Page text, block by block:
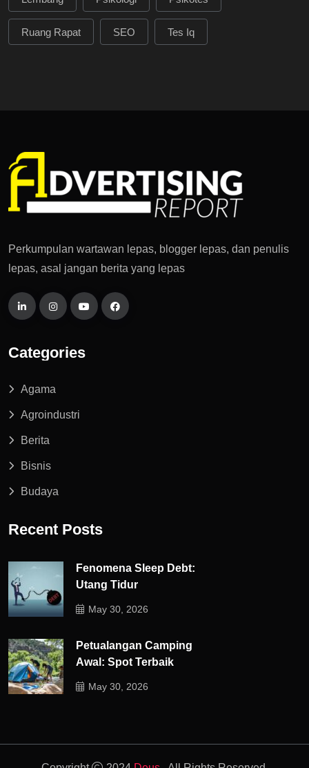
Ruang Rapat SEO Tes Iq
Perkumpulan wartawan lepas, blogger lepas, dan penulis
lepas, asal jangan berita yang lepas
Categories
Agama
Agroindustri
Berita
Bisnis
Budaya
Recent Posts
Fenomena Sleep Debt:
Utang Tidur
May 30, 2026
Petualangan Camping
Awal: Spot Terbaik
May 30, 2026